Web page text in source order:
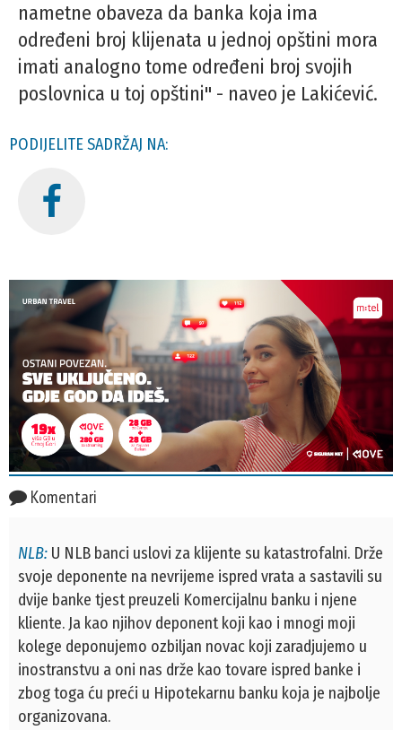
nametne obaveza da banka koja ima
određeni broj klijenata u jednoj opštini mora
imati analogno tome određeni broj svojih
poslovnica u toj opštini" - naveo je Lakićević.
PODIJELITE SADRŽAJ NA:
Komentari
NLB: U NLB banci uslovi za klijente su katastrofalni. Drže
svoje deponente na nevrijeme ispred vrata a sastavili su
dvije banke tjest preuzeli Komercijalnu banku i njene
kliente. Ja kao njihov deponent koji kao i mnogi moji
kolege deponujemo ozbiljan novac koji zaradjujemo u
inostranstvu a oni nas drže kao tovare ispred banke i
zbog toga ću preći u Hipotekarnu banku koja je najbolje
organizovana.